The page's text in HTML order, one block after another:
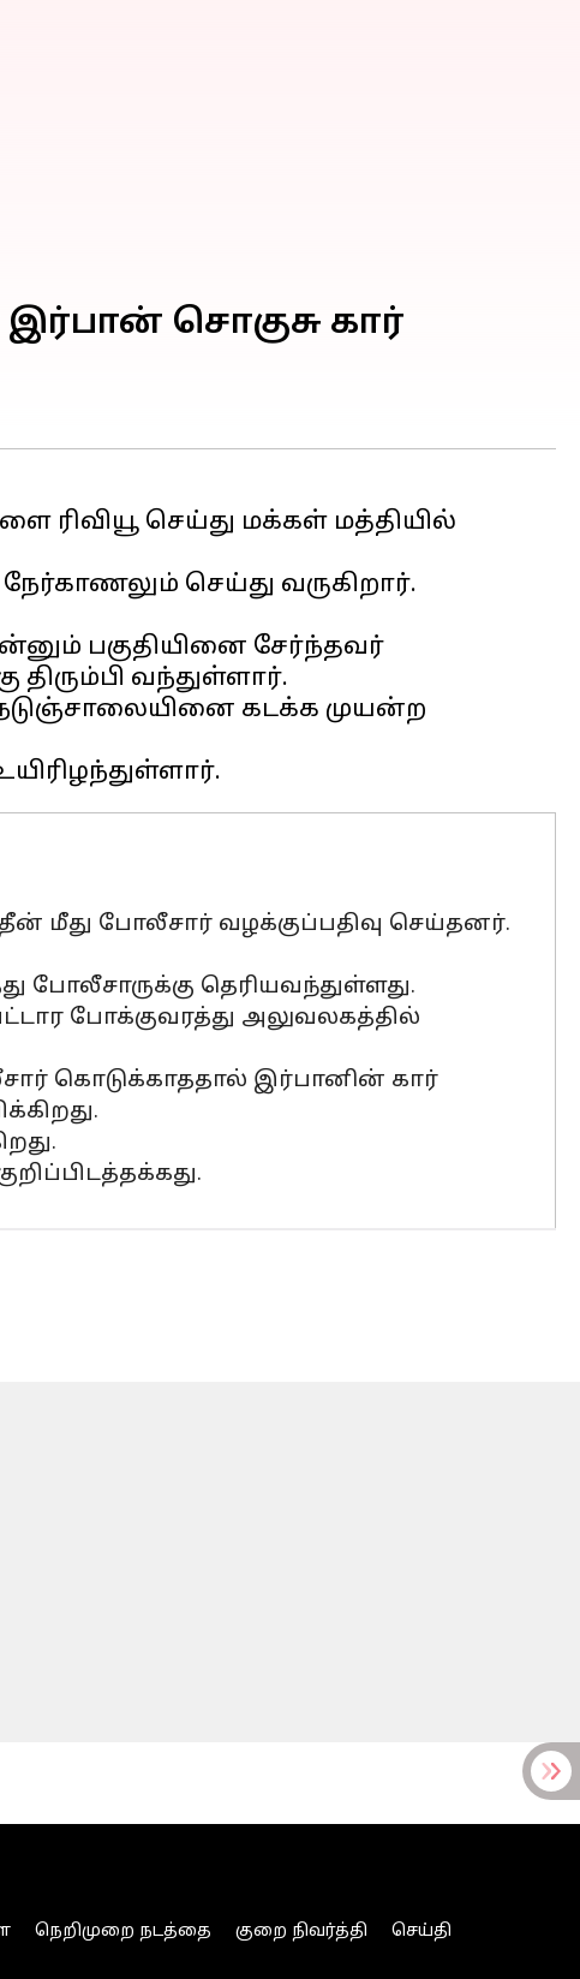
இர்பான் சொகுசு கார்
செய்து மக்கள் மத்தியில்
செய்து வருகிறார்.
பகுதியினை சேர்ந்தவர்
வந்துள்ளார்.
கடக்க முயன்ற
மீது போலீசார் வழக்குப்பதிவு செய்தனர்.
போலீசாருக்கு தெரியவந்துள்ளது.
போக்குவரத்து அலுவலகத்தில்
கொடுக்காததால் இர்பானின் கார்
நெறிமுறை நடத்தை குறை நிவர்த்தி
செய்தி